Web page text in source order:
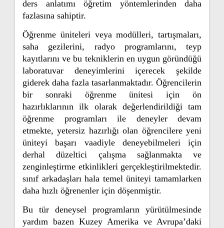
ders anlatımı öğretim yöntemlerinden daha
fazlasına sahiptir.
Öğrenme üniteleri veya modülleri, tartışmaları,
saha gezilerini, radyo programlarını, teyp
kayıtlarını ve bu tekniklerin en uygun göründüğü
laboratuvar deneyimlerini içerecek şekilde
giderek daha fazla tasarlanmaktadır. Öğrencilerin
bir sonraki öğrenme ünitesi için ön
hazırlıklarının ilk olarak değerlendirildiği tam
öğrenme programları ile deneyler devam
etmekte, yetersiz hazırlığı olan öğrencilere yeni
üniteyi başarı vaadiyle deneyebilmeleri için
derhal düzeltici çalışma sağlanmakta ve
zenginleştirme etkinlikleri gerçekleştirilmektedir.
sınıf arkadaşları hala temel üniteyi tamamlarken
daha hızlı öğrenenler için döşenmiştir.
Bu tür deneysel programların yürütülmesinde
yardım bazen Kuzey Amerika ve Avrupa’daki